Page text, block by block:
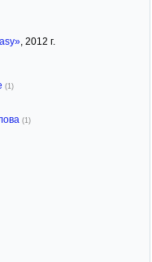
, 2012 г.
(1)
(1)